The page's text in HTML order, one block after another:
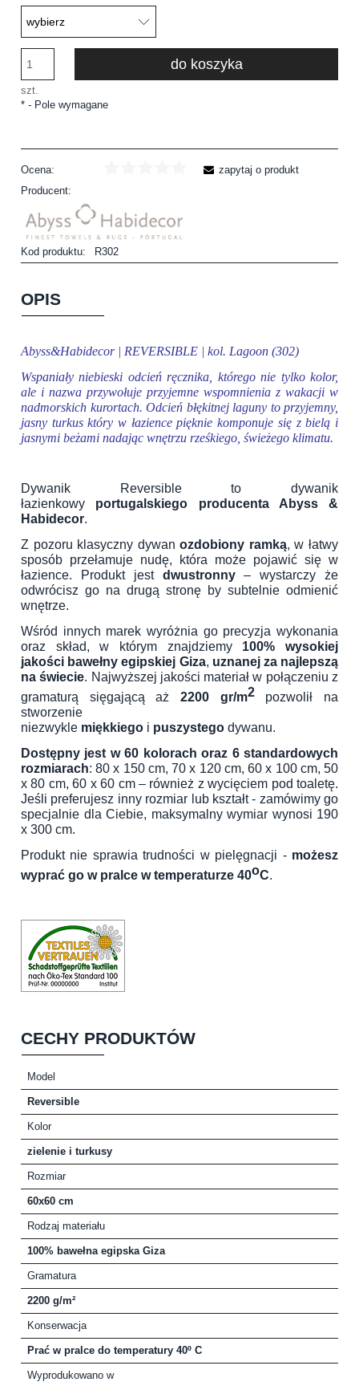
szt.
do koszyka
* - Pole wymagane
Ocena:
Producent:
Kod produktu: R302
zapytaj o produkt
OPIS
Abyss&Habidecor | REVERSIBLE | kol. Lagoon (302)
Wspaniały niebieski odcień ręcznika, którego nie tylko kolor,
ale i nazwa przywołuje przyjemne wspomnienia z wakacji w
nadmorskich kurortach. Odcień błękitnej laguny to przyjemny,
jasny turkus który w łazience pięknie komponuje się z bielą i
jasnymi beżami nadając wnętrzu rześkiego, świeżego klimatu.
Dywanik Reversible to dywanik
łazienkowy portugalskiego producenta Abyss &
Habidecor.
Z pozoru klasyczny dywanozdobiony ramką, w łatwy
sposób przełamuje nudę, która może pojawić się w
łazience. Produkt jest dwustronny– wystarczy że
odwrócisz go na drugą stronę by subtelnie odmienić
wnętrze.
Wśród innych marek wyróżnia go precyzja wykonania
oraz skład, w którym znajdziemy 100% wysokiej
jakości bawełny egipskiej Giza, uznanej za najlepszą
na świecie. Najwyższej jakości materiał w połączeniu z
gramaturą sięgającą aż 2200 gr/m2pozwolił na
stworzenie
niezwykle miękkiego i puszystego dywanu.
Dostępny jest w 60 kolorach oraz 6 standardowych
rozmiarach: 80 x 150 cm, 70 x 120 cm, 60 x 100 cm, 50
x 80 cm, 60 x 60 cm – również z wycięciem pod toaletę.
Jeśli preferujesz inny rozmiar lub kształt - zamówimy go
specjalnie dla Ciebie, maksymalny wymiar wynosi 190
x 300 cm.
Produkt nie sprawia trudności w pielęgnacji - możesz
wyprać go w pralce w temperaturze 40oC.
CECHY PRODUKTÓW
Model
Reversible
Kolor
zielenie i turkusy
Rozmiar
60x60 cm
Rodzaj materiału
100% bawełna egipska Giza
Gramatura
2200 g/m²
Konserwacja
Prać w pralce do temperatury 40º C
Wyprodukowano w